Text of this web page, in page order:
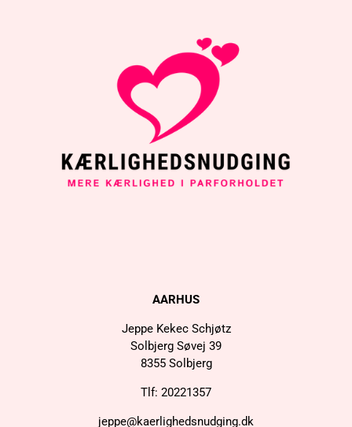
AARHUS
Jeppe Kekec Schjøtz
Solbjerg Søvej 39
8355 Solbjerg
Tlf: 20221357
jeppe@kaerlighedsnudging.dk